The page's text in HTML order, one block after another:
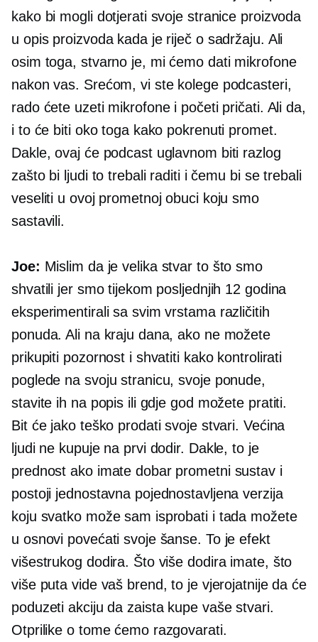
kako bi mogli dotjerati svoje stranice proizvoda
u opis proizvoda kada je riječ o sadržaju. Ali
osim toga, stvarno je, mi ćemo dati mikrofone
nakon vas. Srećom, vi ste kolege podcasteri,
rado ćete uzeti mikrofone i početi pričati. Ali da,
i to će biti oko toga kako pokrenuti promet.
Dakle, ovaj će podcast uglavnom biti razlog
zašto bi ljudi to trebali raditi i čemu bi se trebali
veseliti u ovoj prometnoj obuci koju smo
sastavili.
Joe: Mislim da je velika stvar to što smo
shvatili jer smo tijekom posljednjih 12 godina
eksperimentirali sa svim vrstama različitih
ponuda. Ali na kraju dana, ako ne možete
prikupiti pozornost i shvatiti kako kontrolirati
poglede na svoju stranicu, svoje ponude,
stavite ih na popis ili gdje god možete pratiti.
Bit će jako teško prodati svoje stvari. Većina
ljudi ne kupuje na prvi dodir. Dakle, to je
prednost ako imate dobar prometni sustav i
postoji jednostavna pojednostavljena verzija
koju svatko može sam isprobati i tada možete
u osnovi povećati svoje šanse. To je efekt
višestrukog dodira. Što više dodira imate, što
više puta vide vaš brend, to je vjerojatnije da će
poduzeti akciju da zaista kupe vaše stvari.
Otprilike o tome ćemo razgovarati.